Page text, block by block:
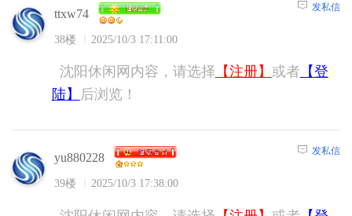
ttxw74
38楼 2025/10/3 17:11:00
发私信
沈阳休闲网内容，请选择 【注册】 或者 【登
陆】
后浏览！
yu880228
39楼 2025/10/3 17:38:00
发私信